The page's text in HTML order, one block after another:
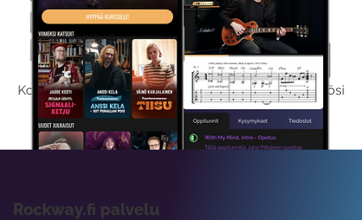
Kokeile Ilmaiseksi
Kokeilemalla ilmaiseksi saat koko sisältömme käyttöösi
viikon ajaksi.
Rockway.fi palvelu